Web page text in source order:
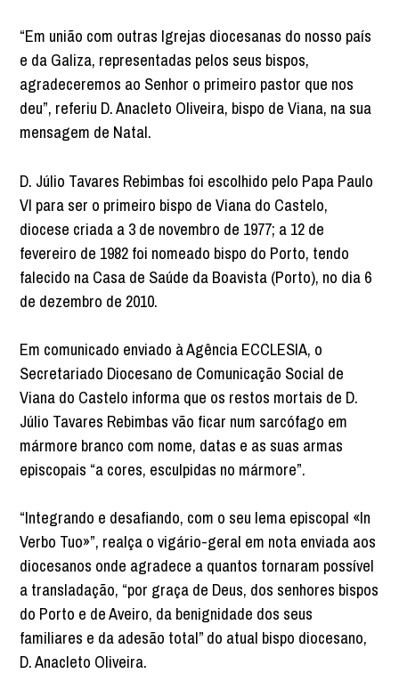
“Em união com outras Igrejas diocesanas do nosso país
e da Galiza, representadas pelos seus bispos,
agradeceremos ao Senhor o primeiro pastor que nos
deu”, referiu D. Anacleto Oliveira, bispo de Viana, na sua
mensagem de Natal.
D. Júlio Tavares Rebimbas foi escolhido pelo Papa Paulo
VI para ser o primeiro bispo de Viana do Castelo,
diocese criada a 3 de novembro de 1977; a 12 de
fevereiro de 1982 foi nomeado bispo do Porto, tendo
falecido na Casa de Saúde da Boavista (Porto), no dia 6
de dezembro de 2010.
Em comunicado enviado à Agência ECCLESIA, o
Secretariado Diocesano de Comunicação Social de
Viana do Castelo informa que os restos mortais de D.
Júlio Tavares Rebimbas vão ficar num sarcófago em
mármore branco com nome, datas e as suas armas
episcopais “a cores, esculpidas no mármore”.
“Integrando e desafiando, com o seu lema episcopal «In
Verbo Tuo»”, realça o vigário-geral em nota enviada aos
diocesanos onde agradece a quantos tornaram possível
a transladação, “por graça de Deus, dos senhores bispos
do Porto e de Aveiro, da benignidade dos seus
familiares e da adesão total” do atual bispo diocesano,
D. Anacleto Oliveira.